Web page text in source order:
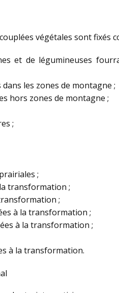
végétales sont fixés
et de légumineuses
les zones de montagne ;
hors zones de montagne ;
;
;
transformation ;
;
à la transformation ;
à la transformation ;
à la transformation.